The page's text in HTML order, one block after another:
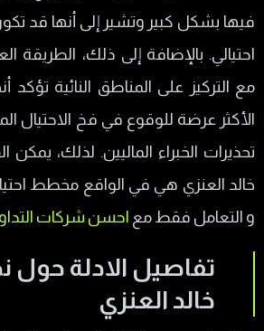
فيها بشكل كبير وتشير إلى أنها قد
احتيالي. بالإضافة إلى ذلك، الطريقة
مع التركيز على المناطق النائية تؤكد
الأكثر عرضة للوقوع في فخ الاحتيال
تحذيرات الخبراء الماليين. لذلك،
خالد العنزي هي في الواقع مخطط
و التعامل فقط مع احسن شركات
تفاصيل الادلة
خالد العنزي